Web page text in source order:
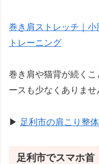
巻き肩ストレッチ｜
トレーニング
巻き肩や猫背が続く
ースも少なくありませ
▶ 足利市の肩こり整
足利市でスマホ首